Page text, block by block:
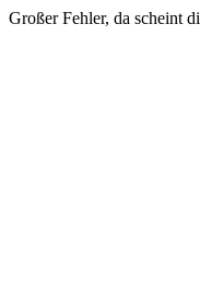
Großer Fehler, da scheint